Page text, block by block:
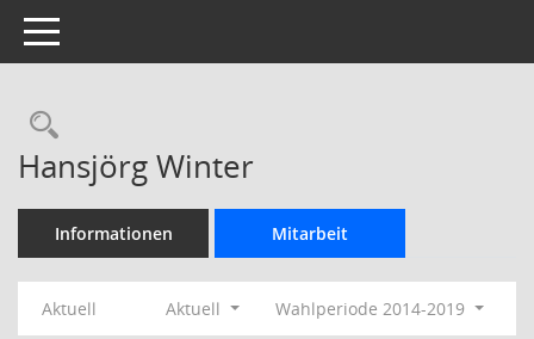
Toggle navigation
Rechercheauswahl
Hansjörg Winter
Informationen Mitarbeit
Aktuell Aktuell Wahlperiode 2014-2019